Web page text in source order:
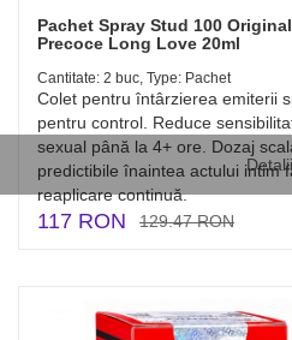
Detalii
Pachet Spray Stud 100
Precoce Long Love 20ml
Cantitate: 2 buc, Type: Pachet
Colet pentru întârzierea emiterii
pentru control. Reduce
sexual până la 4+ ore. Dozaj
predictibile înaintea actului intim
reaplicare continuă.
117 RON 129.47 RON